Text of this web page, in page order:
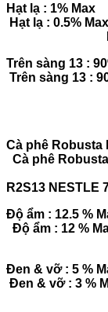
Hạt lạ
Hạt lạ :
Trên sàng
Trên
Cà phê
Cà phê
R2S13 NESTLE
Độ ẩm :
Độ ẩm
Đen &
Đen & vỡ : 3 %